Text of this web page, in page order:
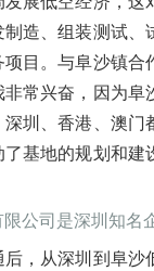
造、组装测试
目。与阜沙镇
常兴奋，因为
圳、香港、澳
基地的规划和
公司是深圳知名
，从深圳到阜